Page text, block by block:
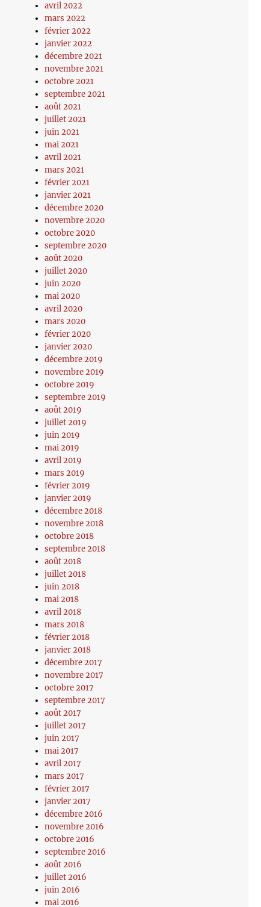
avril 2022
mars 2022
février 2022
janvier 2022
décembre 2021
novembre 2021
octobre 2021
septembre 2021
août 2021
juillet 2021
juin 2021
mai 2021
avril 2021
mars 2021
février 2021
janvier 2021
décembre 2020
novembre 2020
octobre 2020
septembre 2020
août 2020
juillet 2020
juin 2020
mai 2020
avril 2020
mars 2020
février 2020
janvier 2020
décembre 2019
novembre 2019
octobre 2019
septembre 2019
août 2019
juillet 2019
juin 2019
mai 2019
avril 2019
mars 2019
février 2019
janvier 2019
décembre 2018
novembre 2018
octobre 2018
septembre 2018
août 2018
juillet 2018
juin 2018
mai 2018
avril 2018
mars 2018
février 2018
janvier 2018
décembre 2017
novembre 2017
octobre 2017
septembre 2017
août 2017
juillet 2017
juin 2017
mai 2017
avril 2017
mars 2017
février 2017
janvier 2017
décembre 2016
novembre 2016
octobre 2016
septembre 2016
août 2016
juillet 2016
juin 2016
mai 2016